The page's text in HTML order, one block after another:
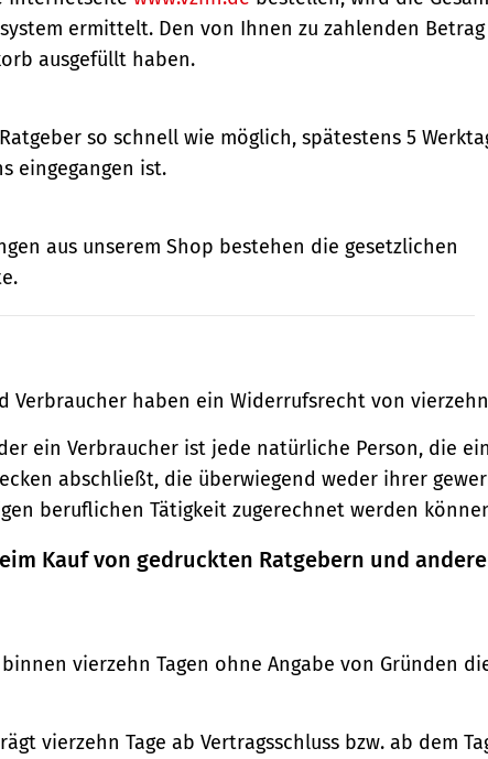
ermittelt. Den von Ihnen zu zahlenden
ausgefüllt haben.
so schnell wie möglich, spätestens 5
eingegangen ist.
aus unserem Shop bestehen die gesetzlichen
Verbraucher haben ein Widerrufsrecht von vierzehn
ein Verbraucher ist jede natürliche Person, die ein
abschließt, die überwiegend weder ihrer
beruflichen Tätigkeit zugerechnet werden können
Kauf von gedruckten Ratgebern und
vierzehn Tagen ohne Angabe von Gründen
vierzehn Tage ab Vertragsschluss bzw. ab dem